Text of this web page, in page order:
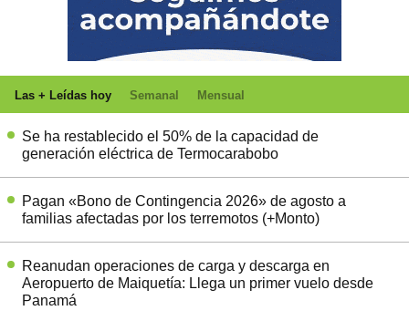
Las + Leídas hoy Semanal Mensual
Se ha restablecido el 50% de la capacidad de
generación eléctrica de Termocarabobo
Pagan «Bono de Contingencia 2026» de agosto a
familias afectadas por los terremotos (+Monto)
Reanudan operaciones de carga y descarga en
Aeropuerto de Maiquetía: Llega un primer vuelo desde
Panamá